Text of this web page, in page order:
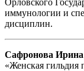
иммунологии и
дисциплин.
Сафронова Ирина
«Женская гильдия